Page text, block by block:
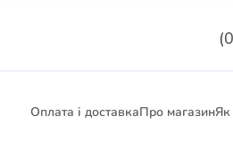
Оплата і доставкаПро магазинЯк